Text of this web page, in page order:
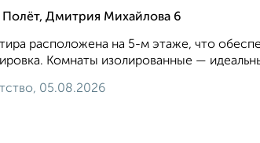
Дмитрия Михайлова 6
расположена на 5-м этаже, что
Комнаты изолированные —
05.08.2026